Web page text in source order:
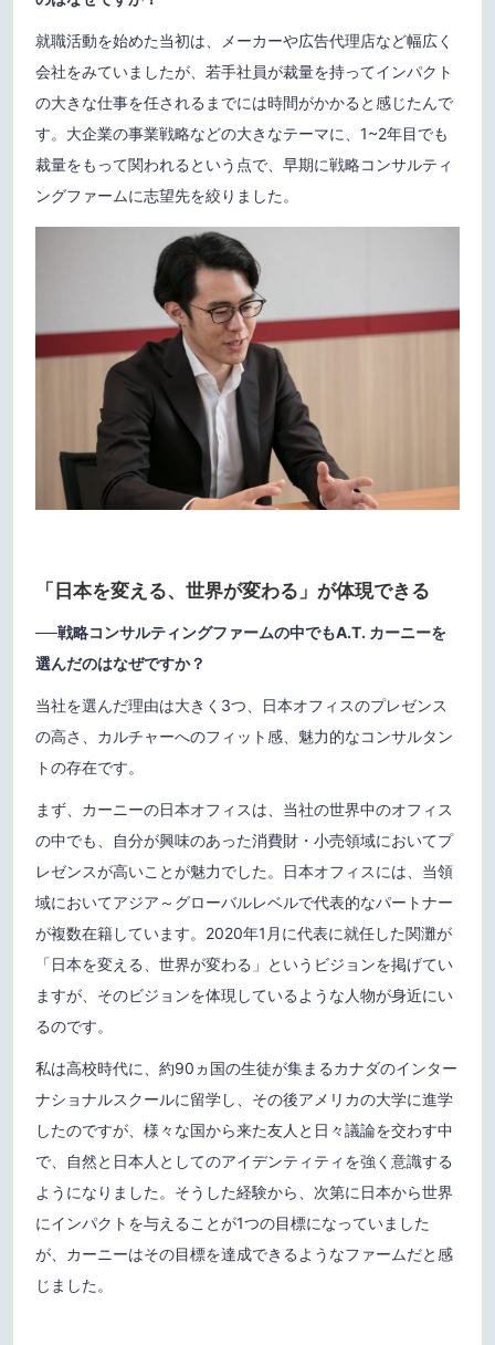
就職活動を始めた当初は、メーカーや広告代理店など幅広く
会社をみていましたが、若手社員が裁量を持ってインパクト
の大きな仕事を任されるまでには時間がかかると感じたんで
す。大企業の事業戦略などの大きなテーマに、1~2年目でも
裁量をもって関われるという点で、早期に戦略コンサルティ
ングファームに志望先を絞りました。
「日本を変える、世界が変わる」が体現できる
──戦略コンサルティングファームの中でもA.T. カーニーを
選んだのはなぜですか？
当社を選んだ理由は大きく3つ、日本オフィスのプレゼンス
の高さ、カルチャーへのフィット感、魅力的なコンサルタン
トの存在です。
まず、カーニーの日本オフィスは、当社の世界中のオフィス
の中でも、自分が興味のあった消費財・小売領域においてプ
レゼンスが高いことが魅力でした。日本オフィスには、当領
域においてアジア～グローバルレベルで代表的なパートナー
が複数在籍しています。2020年1月に代表に就任した関灘が
「日本を変える、世界が変わる」というビジョンを掲げてい
ますが、そのビジョンを体現しているような人物が身近にい
るのです。
私は高校時代に、約90ヵ国の生徒が集まるカナダのインター
ナショナルスクールに留学し、その後アメリカの大学に進学
したのですが、様々な国から来た友人と日々議論を交わす中
で、自然と日本人としてのアイデンティティを強く意識する
ようになりました。そうした経験から、次第に日本から世界
にインパクトを与えることが1つの目標になっていました
が、カーニーはその目標を達成できるようなファームだと感
じました。